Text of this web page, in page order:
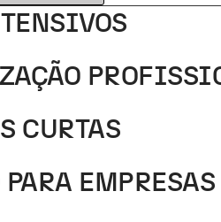
CURTAS
PARA EMPRESAS